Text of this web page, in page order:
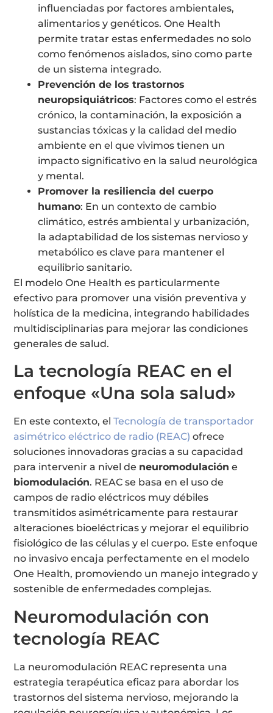
influenciadas por factores ambientales,
alimentarios y genéticos. One Health
permite tratar estas enfermedades no solo
como fenómenos aislados, sino como parte
de un sistema integrado.
Prevención de los trastornos
neuropsiquiátricos: Factores como el estrés
crónico, la contaminación, la exposición a
sustancias tóxicas y la calidad del medio
ambiente en el que vivimos tienen un
impacto significativo en la salud neurológica
y mental.
Promover la resiliencia del cuerpo
humano: En un contexto de cambio
climático, estrés ambiental y urbanización,
la adaptabilidad de los sistemas nervioso y
metabólico es clave para mantener el
equilibrio sanitario.
El modelo One Health es particularmente
efectivo para promover una visión preventiva y
holística de la medicina, integrando habilidades
multidisciplinarias para mejorar las condiciones
generales de salud.
La tecnología REAC en el
enfoque «Una sola salud»
En este contexto, elTecnología de transportador
asimétrico eléctrico de radio (REAC) ofrece
soluciones innovadoras gracias a su capacidad
para intervenir a nivel de neuromodulación e
biomodulación. REAC se basa en el uso de
campos de radio eléctricos muy débiles
transmitidos asimétricamente para restaurar
alteraciones bioeléctricas y mejorar el equilibrio
fisiológico de las células y el cuerpo. Este enfoque
no invasivo encaja perfectamente en el modelo
One Health, promoviendo un manejo integrado y
sostenible de enfermedades complejas.
Neuromodulación con
tecnología REAC
La neuromodulación REAC representa una
estrategia terapéutica eficaz para abordar los
trastornos del sistema nervioso, mejorando la